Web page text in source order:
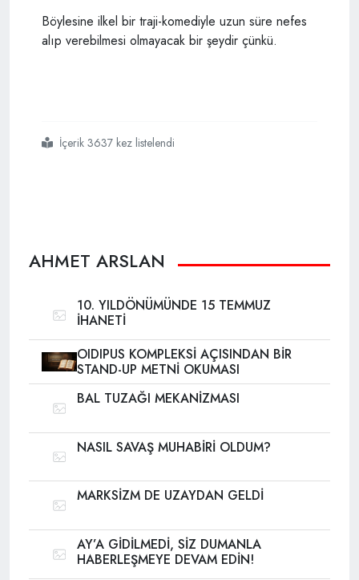
Böylesine ilkel bir traji-komediyle uzun süre nefes
alıp verebilmesi olmayacak bir şeydir çünkü.
#azgın
#azınlığın
#traji komik
#hâli
#tükenişin
#hâl i
#pür
#melâliİçerik 3637 kez listelendi
AHMET ARSLAN
10. YILDÖNÜMÜNDE 15 TEMMUZ
İHANETİ
OIDIPUS KOMPLEKSİ AÇISINDAN BİR
STAND-UP METNİ OKUMASI
BAL TUZAĞI MEKANİZMASI
NASIL SAVAŞ MUHABİRİ OLDUM?
MARKSİZM DE UZAYDAN GELDİ
AY’A GİDİLMEDİ, SİZ DUMANLA
HABERLEŞMEYE DEVAM EDİN!